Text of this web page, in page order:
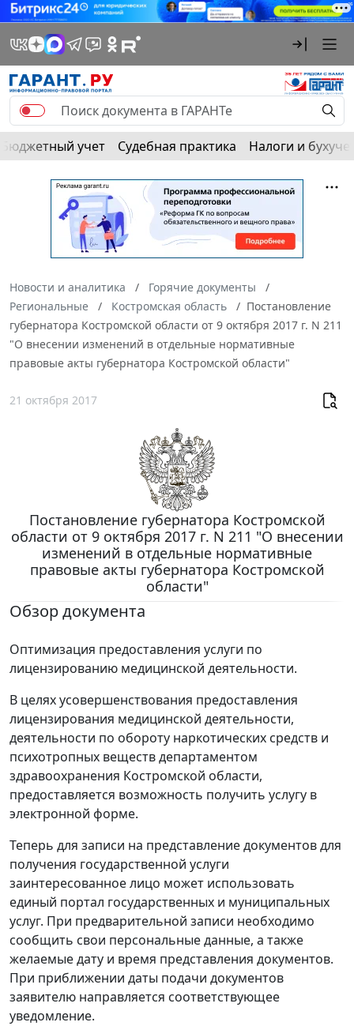
Бюджетный учет Судебная практика Налоги и
Новости и аналитика
Горячие документы
Региональные
Костромская область
Постановление
губернатора Костромской области от 9 октября 2017 г. N 211
"О внесении изменений в отдельные нормативные
правовые акты губернатора Костромской области"
21 октября 2017
Постановление губернатора Костромской
области от 9 октября 2017 г. N 211 "О внесении
изменений в отдельные нормативные
правовые акты губернатора Костромской
области"
Обзор документа
Оптимизация предоставления услуги по
лицензированию медицинской деятельности.
В целях усовершенствования предоставления
лицензирования медицинской деятельности,
деятельности по обороту наркотических средств и
психотропных веществ департаментом
здравоохранения Костромской области,
предоставляется возможность получить услугу в
электронной форме.
Теперь для записи на представление документов для
получения государственной услуги
заинтересованное лицо может использовать
единый портал государственных и муниципальных
услуг. При предварительной записи необходимо
сообщить свои персональные данные, а также
желаемые дату и время представления документов.
При приближении даты подачи документов
заявителю направляется соответствующее
уведомление.